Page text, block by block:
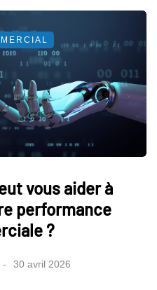
vous aider à
performance
?
30 avril 2026